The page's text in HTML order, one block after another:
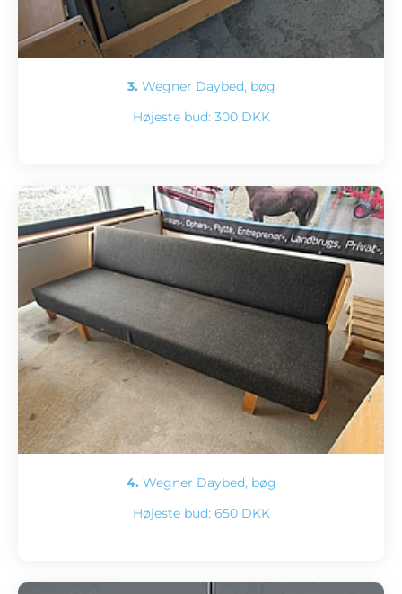
3. Wegner Daybed, bøg
Højeste bud: 300 DKK
4. Wegner Daybed, bøg
Højeste bud: 650 DKK